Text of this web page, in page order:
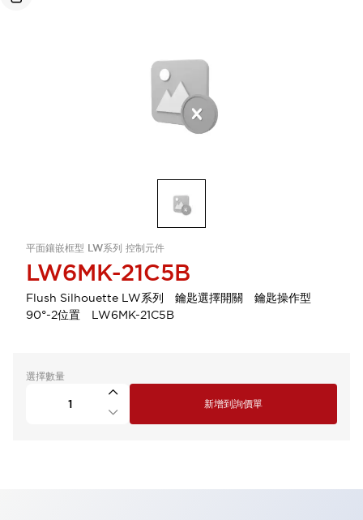
平面鑲嵌框型 LW系列 控制元件
LW6MK-21C5B
Flush Silhouette LW系列 鑰匙選擇開關 鑰匙操作型
90°-2位置 LW6MK-21C5B
選擇數量
新增到詢價單